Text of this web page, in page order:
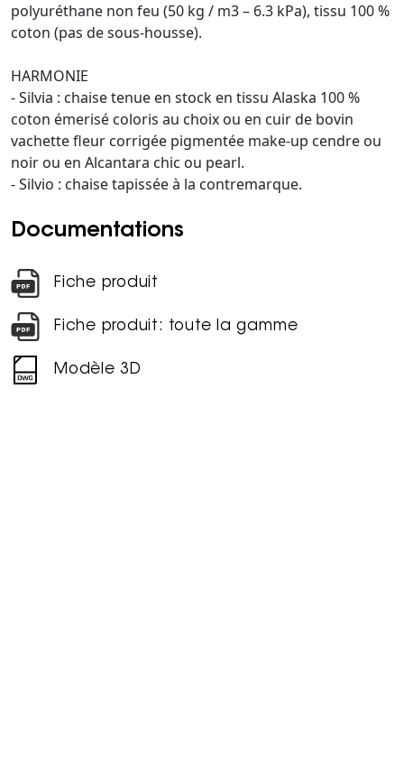
polyuréthane non feu (50 kg / m3 – 6.3 kPa), tissu 100 %
coton (pas de sous-housse).
HARMONIE
- Silvia : chaise tenue en stock en tissu Alaska 100 %
coton émerisé coloris au choix ou en cuir de bovin
vachette fleur corrigée pigmentée make-up cendre ou
noir ou en Alcantara chic ou pearl.
- Silvio : chaise tapissée à la contremarque.
Documentations
Fiche produit
Fiche produit: toute la gamme
Modèle 3D